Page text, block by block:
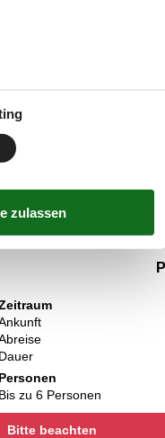
11 km
Kühl-/
Wellness
Dauer
Personen
Bis zu 6 Personen
Bitte beachten